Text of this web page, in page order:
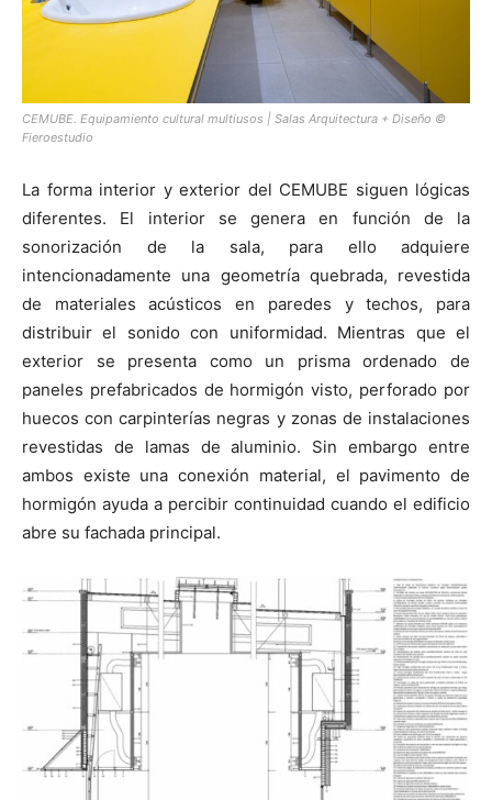
CEMUBE. Equipamiento cultural multiusos | Salas Arquitectura + Diseño ©
Fieroestudio
La forma interior y exterior del CEMUBE siguen lógicas
diferentes. El interior se genera en función de la
sonorización de la sala, para ello adquiere
intencionadamente una geometría quebrada, revestida
de materiales acústicos en paredes y techos, para
distribuir el sonido con uniformidad. Mientras que el
exterior se presenta como un prisma ordenado de
paneles prefabricados de hormigón visto, perforado por
huecos con carpinterías negras y zonas de instalaciones
revestidas de lamas de aluminio. Sin embargo entre
ambos existe una conexión material, el pavimento de
hormigón ayuda a percibir continuidad cuando el edificio
abre su fachada principal.